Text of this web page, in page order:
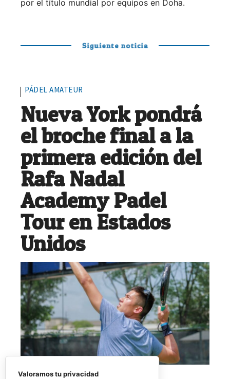
por el título mundial por equipos en Doha.
Siguiente noticia
PÁDEL AMATEUR
Nueva York pondrá
el broche final a la
primera edición del
Rafa Nadal
Academy Padel
Tour en Estados
Unidos
Valoramos tu privacidad